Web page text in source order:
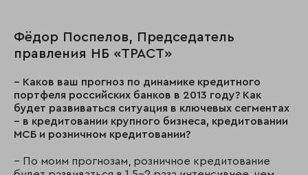
Фёдор Поспелов, Председатель
правления НБ «ТРАСТ»
– Каков ваш прогноз по динамике кредитного
портфеля российских банков в 2013 году? Как
будет развиваться ситуация в ключевых сегментах
– в кредитовании крупного бизнеса, кредитовании
МСБ и розничном кредитовании?
– По моим прогнозам, розничное кредитование